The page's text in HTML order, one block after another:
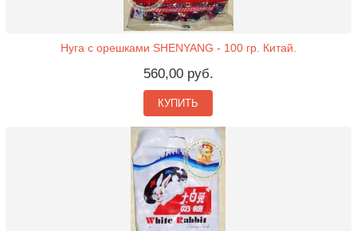
Нуга с орешками SHENYANG - 100 гр. Китай.
560,00 руб.
КУПИТЬ